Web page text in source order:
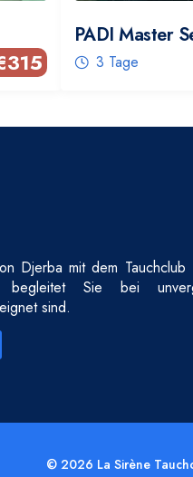
315
PADI Master
3 Tage
Djerba mit dem Tauchclub
Sie bei
sind.
© 2026 La Sirène